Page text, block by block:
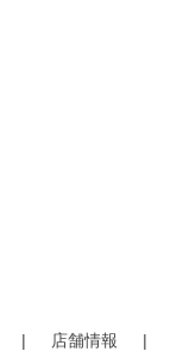
| 店舗情報 |